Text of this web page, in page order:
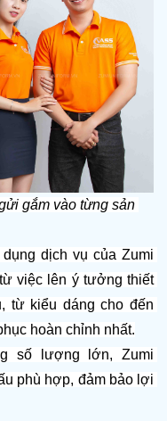
gắm vào từng sản
dịch vụ của Zumi
việc lên ý tưởng thiết
từ kiểu dáng cho đến
hoàn chỉnh nhất.
số lượng lớn, Zumi
phù hợp, đảm bảo lợi